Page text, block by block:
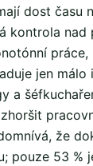
dost času
kontrola nad
jen málo
a
že
pouze 53 %